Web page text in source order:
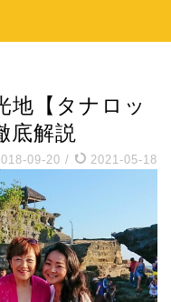
地【タナロッ
底解説
09-20 / 2021-05-18